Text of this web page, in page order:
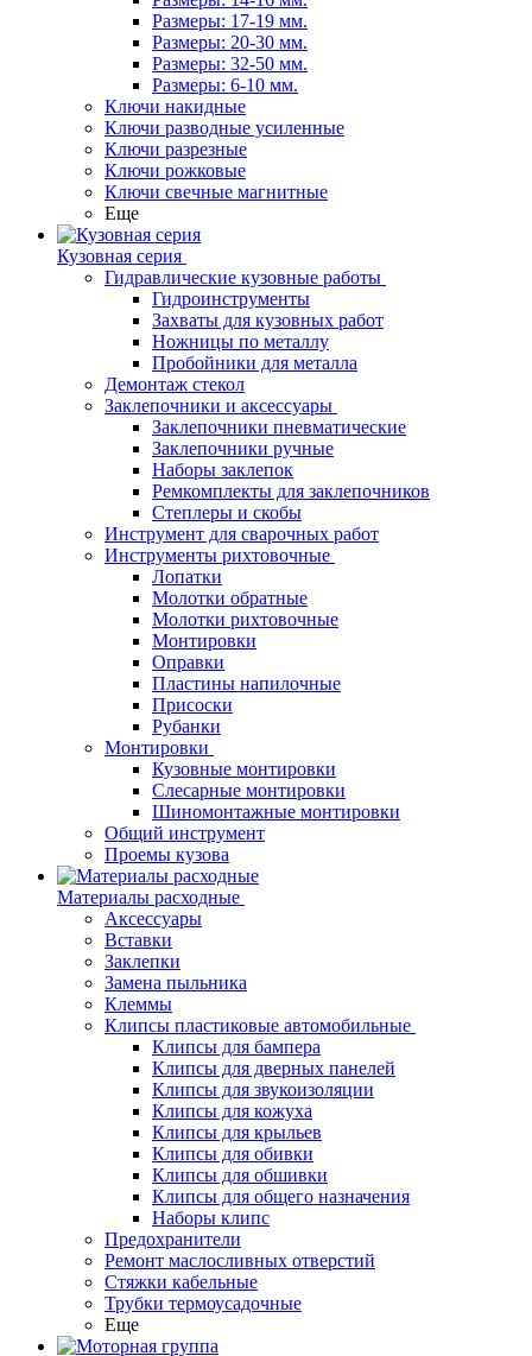
Размеры: 17-19 мм.
Размеры: 20-30 мм.
Размеры: 32-50 мм.
Размеры: 6-10 мм.
Ключи накидные
Ключи разводные усиленные
Ключи разрезные
Ключи рожковые
Ключи свечные магнитные
Еще
Кузовная серия
Гидравлические кузовные работы
Гидроинструменты
Захваты для кузовных работ
Ножницы по металлу
Пробойники для металла
Демонтаж стекол
Заклепочники и аксессуары
Заклепочники пневматические
Заклепочники ручные
Наборы заклепок
Ремкомплекты для заклепочников
Степлеры и скобы
Инструмент для сварочных работ
Инструменты рихтовочные
Лопатки
Молотки обратные
Молотки рихтовочные
Монтировки
Оправки
Пластины напилочные
Присоски
Рубанки
Монтировки
Кузовные монтировки
Слесарные монтировки
Шиномонтажные монтировки
Общий инструмент
Проемы кузова
Материалы расходные
Аксессуары
Вставки
Заклепки
Замена пыльника
Клеммы
Клипсы пластиковые автомобильные
Клипсы для бампера
Клипсы для дверных панелей
Клипсы для звукоизоляции
Клипсы для кожуха
Клипсы для крыльев
Клипсы для обивки
Клипсы для обшивки
Клипсы для общего назначения
Наборы клипс
Предохранители
Ремонт маслосливных отверстий
Стяжки кабельные
Трубки термоусадочные
Еще